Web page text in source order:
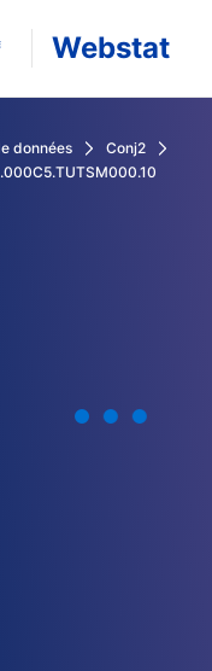
de navigation
Webstat
données
Conj2